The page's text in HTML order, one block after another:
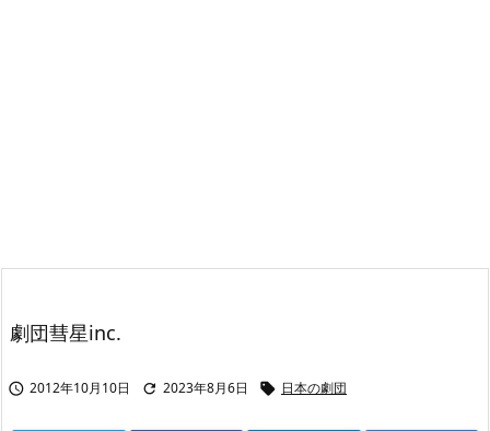
劇団彗星inc.
 2012年10月10日  2023年8月6日  日本の劇団